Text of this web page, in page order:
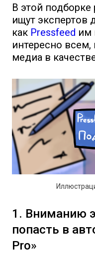
В этой
ищут экспертов
как Pressfeed им
интересно всем,
медиа в
1. Вниманию
попасть в
Pro»